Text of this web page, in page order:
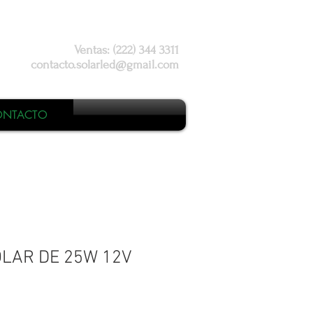
Ventas: (222) 344 3311
contacto.solarled@gmail.com
DE 25W 12V